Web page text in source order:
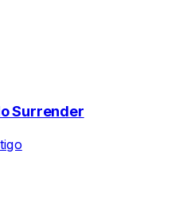
Surrender